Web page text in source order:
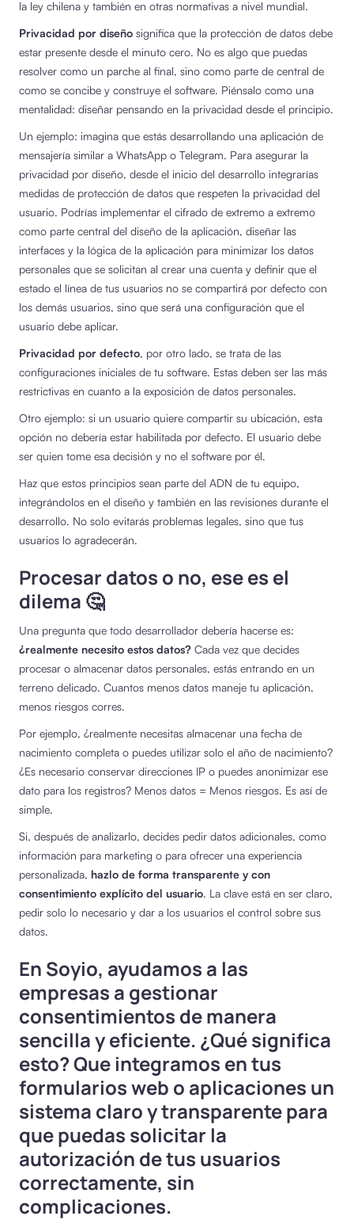
la ley chilena y también en otras normativas a nivel mundial.
Privacidad por diseño significa que la protección de datos debe
estar presente desde el minuto cero. No es algo que puedas
resolver como un parche al final, sino como parte de central de
como se concibe y construye el software. Piénsalo como una
mentalidad: diseñar pensando en la privacidad desde el principio.
Un ejemplo: imagina que estás desarrollando una aplicación de
mensajería similar a WhatsApp o Telegram. Para asegurar la
privacidad por diseño, desde el inicio del desarrollo integrarías
medidas de protección de datos que respeten la privacidad del
usuario. Podrías implementar el cifrado de extremo a extremo
como parte central del diseño de la aplicación, diseñar las
interfaces y la lógica de la aplicación para minimizar los datos
personales que se solicitan al crear una cuenta y definir que el
estado el línea de tus usuarios no se compartirá por defecto con
los demás usuarios, sino que será una configuración que el
usuario debe aplicar.
Privacidad por defecto, por otro lado, se trata de las
configuraciones iniciales de tu software. Estas deben ser las más
restrictivas en cuanto a la exposición de datos personales.
Otro ejemplo: si un usuario quiere compartir su ubicación, esta
opción no debería estar habilitada por defecto. El usuario debe
ser quien tome esa decisión y no el software por él.
Haz que estos principios sean parte del ADN de tu equipo,
integrándolos en el diseño y también en las revisiones durante el
desarrollo. No solo evitarás problemas legales, sino que tus
usuarios lo agradecerán.
Procesar datos o no, ese es el
dilema 🤔
Una pregunta que todo desarrollador debería hacerse es:
¿realmente necesito estos datos? Cada vez que decides
procesar o almacenar datos personales, estás entrando en un
terreno delicado. Cuantos menos datos maneje tu aplicación,
menos riesgos corres.
Por ejemplo, ¿realmente necesitas almacenar una fecha de
nacimiento completa o puedes utilizar solo el año de nacimiento?
¿Es necesario conservar direcciones IP o puedes anonimizar ese
dato para los registros? Menos datos = Menos riesgos. Es así de
simple.
Si, después de analizarlo, decides pedir datos adicionales, como
información para marketing o para ofrecer una experiencia
personalizada, hazlo de forma transparente y con
consentimiento explícito del usuario. La clave está en ser claro,
pedir solo lo necesario y dar a los usuarios el control sobre sus
datos.
En Soyio, ayudamos a las
empresas a gestionar
consentimientos de manera
sencilla y eficiente. ¿Qué significa
esto? Que integramos en tus
formularios web o aplicaciones un
sistema claro y transparente para
que puedas solicitar la
autorización de tus usuarios
correctamente, sin
complicaciones.